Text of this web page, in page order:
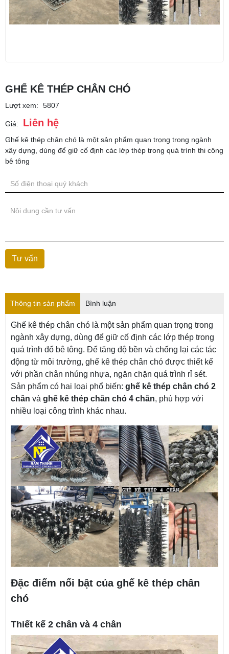
GHẾ KÊ THÉP CHÂN CHÓ
Lượt xem: 5807
Giá: Liên hệ
Ghế kê thép chân chó là một sản phẩm quan trọng trong ngành
xây dựng, dùng để giữ cố định các lớp thép trong quá trình thi công
bê tông
Thông tin sản phẩm Bình luận
Ghế kê thép chân chó là một sản phẩm quan trọng trong
ngành xây dựng, dùng để giữ cố định các lớp thép trong
quá trình đổ bê tông. Để tăng độ bền và chống lại các tác
động từ môi trường, ghế kê thép chân chó được thiết kế
với phần chân nhúng nhựa, ngăn chặn quá trình rỉ sét.
Sản phẩm có hai loại phổ biến: ghế kê thép chân chó 2
chân và ghế kê thép chân chó 4 chân, phù hợp với
nhiều loại công trình khác nhau.
Đặc điểm nổi bật của ghế kê thép chân
chó
Thiết kế 2 chân và 4 chân